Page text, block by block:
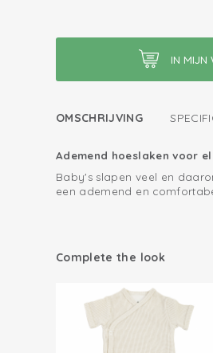
OMSCHRIJVING
Ademend hoeslaken voor
Baby's slapen veel en
een ademend en
hoeslakens voor het
om elk standaard ledikant-
Gebreid katoen; ademend
Goede pasvorm door
Complete the look